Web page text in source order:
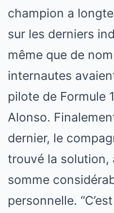
champion a
sur les derniers
même que de
internautes
pilote de Formule
Alonso.
dernier, le
trouvé la solution,
somme
personnelle.